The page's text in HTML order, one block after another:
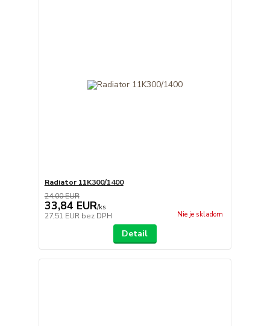
Radiator 11K300/1400
24,00 EUR
33,84 EUR/ks
27,51 EUR bez DPH Nie je skladom
Detail